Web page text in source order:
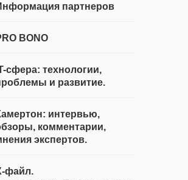
партнеров
BONO
сфера: технологии,
и развитие.
интервью,
комментарии,
экспертов.
файл.